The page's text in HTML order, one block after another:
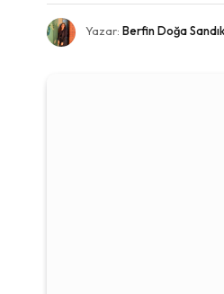
Yazar: Berfin Doğa Sandık